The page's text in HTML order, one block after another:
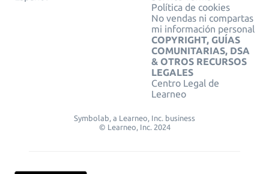
Política de cookies
No vendas ni compartas
mi información personal
COPYRIGHT, GUÍAS
COMUNITARIAS, DSA
& OTROS RECURSOS
LEGALES
Centro Legal de
Learneo
Symbolab, a Learneo, Inc. business
© Learneo, Inc. 2024